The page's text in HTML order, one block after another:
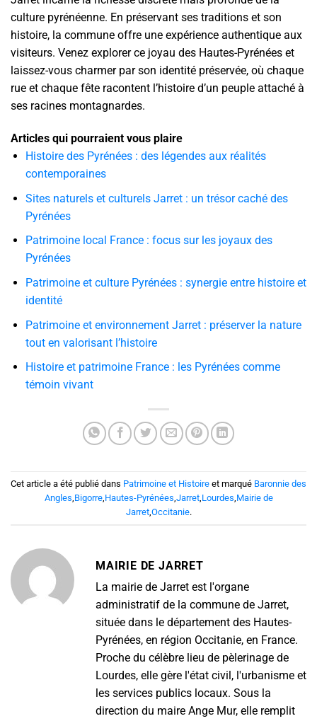
culture pyrénéenne. En préservant ses traditions et son
histoire, la commune offre une expérience authentique aux
visiteurs. Venez explorer ce joyau des Hautes-Pyrénées et
laissez-vous charmer par son identité préservée, où chaque
rue et chaque fête racontent l’histoire d’un peuple attaché à
ses racines montagnardes.
Articles qui pourraient vous plaire
Histoire des Pyrénées : des légendes aux réalités
contemporaines
Sites naturels et culturels Jarret : un trésor caché des
Pyrénées
Patrimoine local France : focus sur les joyaux des
Pyrénées
Patrimoine et culture Pyrénées : synergie entre histoire et
identité
Patrimoine et environnement Jarret : préserver la nature
tout en valorisant l’histoire
Histoire et patrimoine France : les Pyrénées comme
témoin vivant
Cet article a été publié dans Patrimoine et Histoire et marqué Baronnie des
Angles Bigorre, Hautes-Pyrénées Jarret, Lourdes Mairie de
Jarret, Occitanie.
MAIRIE DE JARRET
La mairie de Jarret est l'organe
administratif de la commune de Jarret,
située dans le département des Hautes-
Pyrénées, en région Occitanie, en France.
Proche du célèbre lieu de pèlerinage de
Lourdes, elle gère l'état civil, l'urbanisme et
les services publics locaux. Sous la
direction du maire Ange Mur, elle remplit